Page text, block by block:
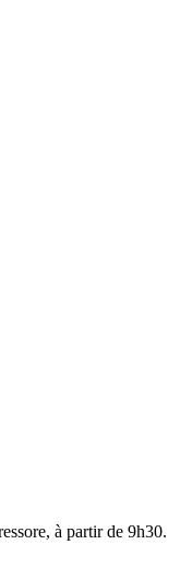
à partir de 9h30.